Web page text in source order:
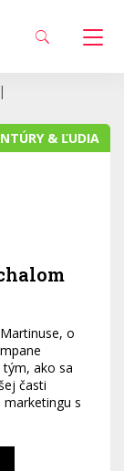
|
& ĽUDIA
o
tým, ako sa
časti
s